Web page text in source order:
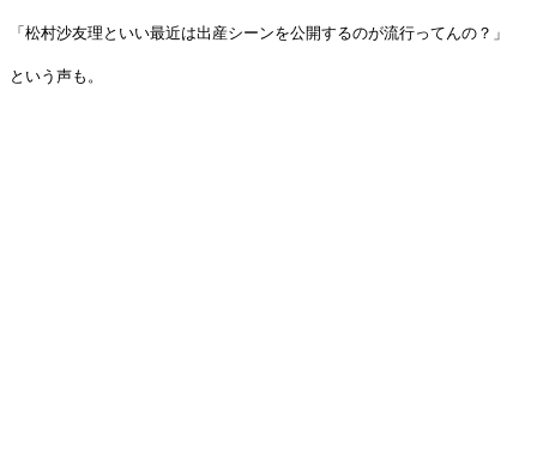
「松村沙友理といい最近は出産シーンを公開するのが流行ってんの？」
という声も。